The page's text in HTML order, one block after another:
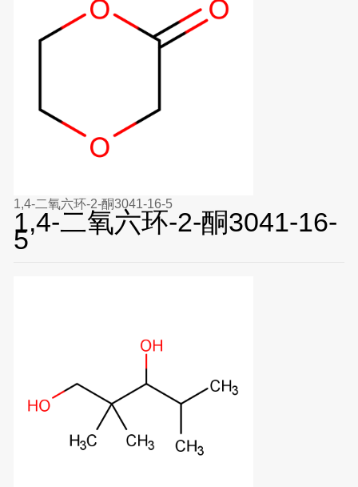
1,4-二氧六环-2-酮3041-16-5
1,4-二氧六环-2-酮3041-16-
5